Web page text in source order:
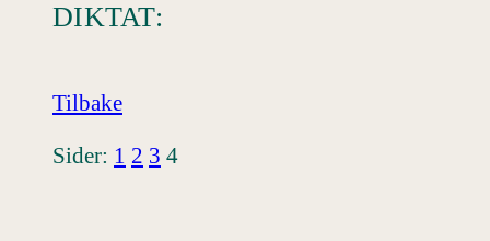
DIKTAT:
Tilbake
Sider: 1 2 3 4